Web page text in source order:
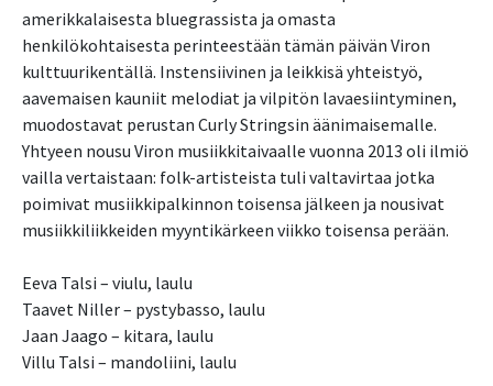
amerikkalaisesta bluegrassista ja omasta
henkilökohtaisesta perinteestään tämän päivän Viron
kulttuurikentällä. Instensiivinen ja leikkisä yhteistyö,
aavemaisen kauniit melodiat ja vilpitön lavaesiintyminen,
muodostavat perustan Curly Stringsin äänimaisemalle.
Yhtyeen nousu Viron musiikkitaivaalle vuonna 2013 oli ilmiö
vailla vertaistaan: folk-artisteista tuli valtavirtaa jotka
poimivat musiikkipalkinnon toisensa jälkeen ja nousivat
musiikkiliikkeiden myyntikärkeen viikko toisensa perään.
Eeva Talsi – viulu, laulu
Taavet Niller – pystybasso, laulu
Jaan Jaago – kitara, laulu
Villu Talsi – mandoliini, laulu